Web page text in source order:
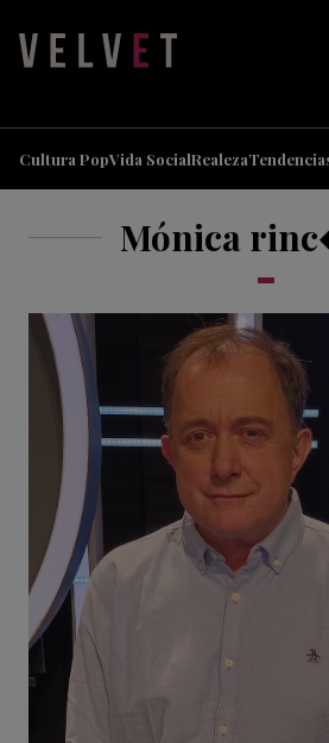
Cultura PopVida SocialRealeza
Mónica